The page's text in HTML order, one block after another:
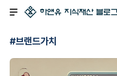
#브랜드가치